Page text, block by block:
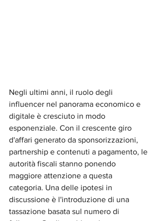
Negli ultimi anni, il ruolo degli
influencer nel panorama economico e
digitale è cresciuto in modo
esponenziale. Con il crescente giro
d'affari generato da sponsorizzazioni,
partnership e contenuti a pagamento, le
autorità fiscali stanno ponendo
maggiore attenzione a questa
categoria. Una delle ipotesi in
discussione è l'introduzione di una
tassazione basata sul numero di